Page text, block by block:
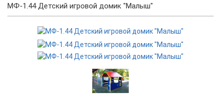
МФ-1.44 Детский игровой домик "Малыш"